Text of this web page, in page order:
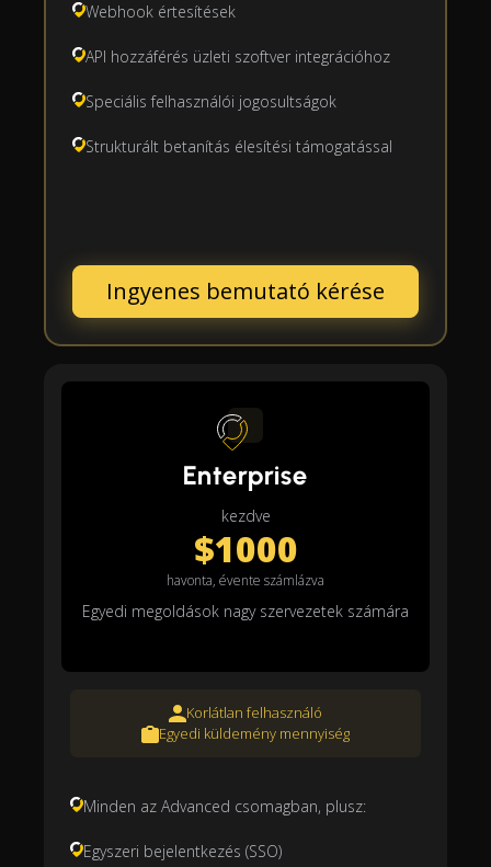
Webhook értesítések
API hozzáférés üzleti szoftver integrációhoz
Speciális felhasználói jogosultságok
Strukturált betanítás élesítési támogatással
Ingyenes bemutató kérése
Enterprise
kezdve
$1000
havonta, évente számlázva
Egyedi megoldások nagy szervezetek számára
Korlátlan felhasználó
Egyedi küldemény mennyiség
Minden az Advanced csomagban, plusz:
Egyszeri bejelentkezés (SSO)